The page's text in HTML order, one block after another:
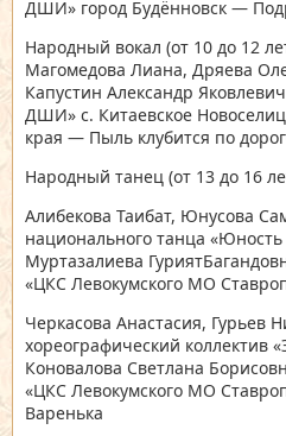
ДШИ» город Будённовск —
Народный вокал (от 10 до 12
Магомедова Лиана, Дряева
Капустин Александр
ДШИ» с. Китаевское
края — Пыль клубится по
Народный танец (от 13 до 16
Алибекова Таибат, Юнусова
национального танца «Юность
Муртазалиева
«ЦКС Левокумского МО
Черкасова Анастасия, Гурьев
хореографический коллектив
Коновалова Светлана
«ЦКС Левокумского МО
Варенька